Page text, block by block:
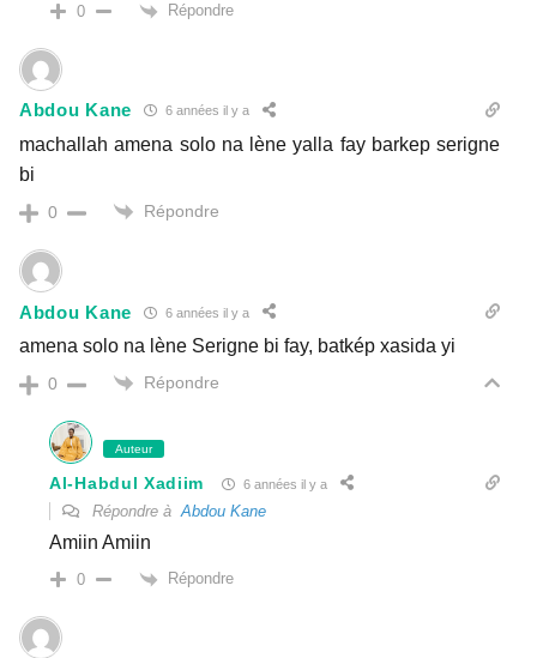
0 Répondre
Abdou Kane 6 années il y a
machallah amena solo na lène yalla fay barkep serigne
bi
0 Répondre
Abdou Kane 6 années il y a
amena solo na lène Serigne bi fay, batkép xasida yi
0 Répondre
Auteur
Al-Habdul Xadiim 6 années il y a
Répondre àAbdou Kane
Amiin Amiin
0 Répondre